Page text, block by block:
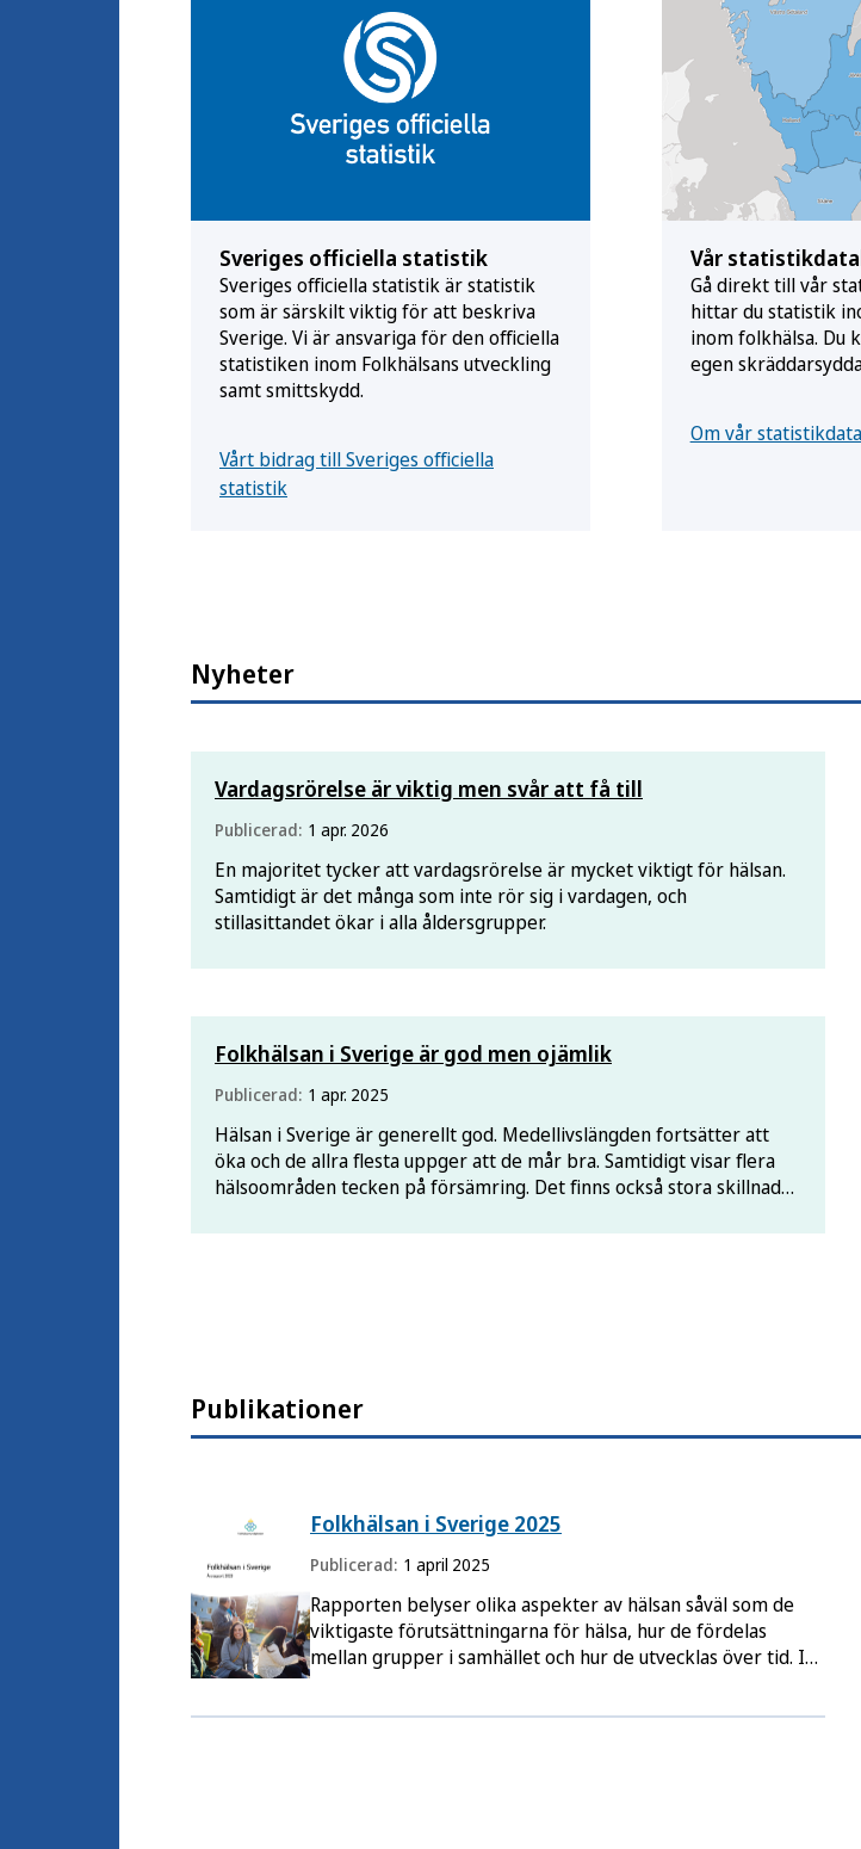
Sveriges officiella statistik
Sveriges officiella statistik är statistik
som är särskilt viktig för att beskriva
Sverige. Vi är ansvariga för den officiella
statistiken inom Folkhälsans utveckling
samt smittskydd.
Vårt bidrag till Sveriges officiella
statistik
Vår
Gå direkt till vår
hittar du statistik
inom folkhälsa. Du
egen
Om vår
Nyheter
Vardagsrörelse är viktig men svår att få till
Publicerad: 1 apr. 2026
En majoritet tycker att vardagsrörelse är mycket viktigt för hälsan.
Samtidigt är det många som inte rör sig i vardagen, och
stillasittandet ökar i alla åldersgrupper.
Folkhälsan i Sverige är god men ojämlik
Publicerad: 1 apr. 2025
Hälsan i Sverige är generellt god. Medellivslängden fortsätter att
öka och de allra flesta uppger att de mår bra. Samtidigt visar flera
hälsoområden tecken på försämring. Det finns också stora skillnader
Publikationer
Folkhälsan i Sverige 2025
Publicerad: 1 april 2025
Rapporten belyser olika aspekter av hälsan såväl som de
viktigaste förutsättningarna för hälsa, hur de fördelas
mellan grupper i samhället och hur de utvecklas över tid. I
målet om att sluta de påverkbara hälsoklyftorna inom en